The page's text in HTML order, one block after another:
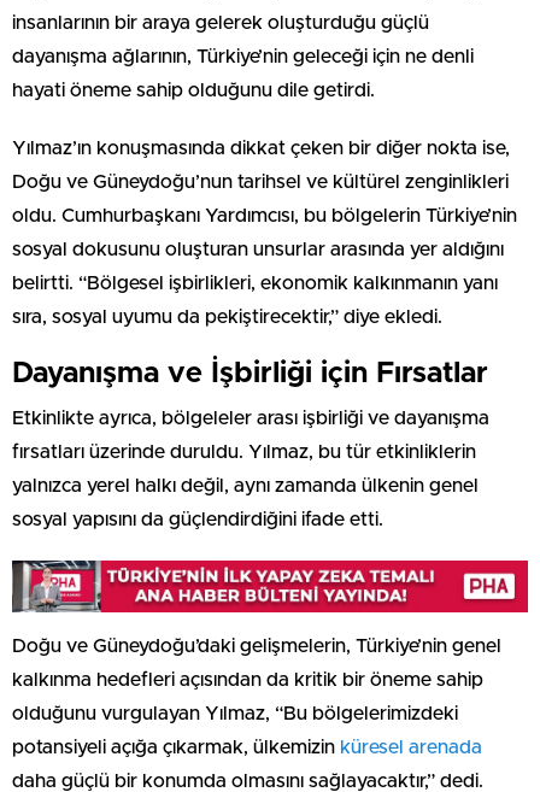
insanlarının bir araya gelerek oluşturduğu güçlü
dayanışma ağlarının, Türkiye’nin geleceği için ne denli
hayati öneme sahip olduğunu dile getirdi.
Yılmaz’ın konuşmasında dikkat çeken bir diğer nokta ise,
Doğu ve Güneydoğu’nun tarihsel ve kültürel zenginlikleri
oldu. Cumhurbaşkanı Yardımcısı, bu bölgelerin Türkiye’nin
sosyal dokusunu oluşturan unsurlar arasında yer aldığını
belirtti. “Bölgesel işbirlikleri, ekonomik kalkınmanın yanı
sıra, sosyal uyumu da pekiştirecektir,” diye ekledi.
Dayanışma ve İşbirliği için Fırsatlar
Etkinlikte ayrıca, bölgeleler arası işbirliği ve dayanışma
fırsatları üzerinde duruldu. Yılmaz, bu tür etkinliklerin
yalnızca yerel halkı değil, aynı zamanda ülkenin genel
sosyal yapısını da güçlendirdiğini ifade etti.
Doğu ve Güneydoğu’daki gelişmelerin, Türkiye’nin genel
kalkınma hedefleri açısından da kritik bir öneme sahip
olduğunu vurgulayan Yılmaz, “Bu bölgelerimizdeki
potansiyeli açığa çıkarmak, ülkemizin küresel arenada
daha güçlü bir konumda olmasını sağlayacaktır,” dedi.